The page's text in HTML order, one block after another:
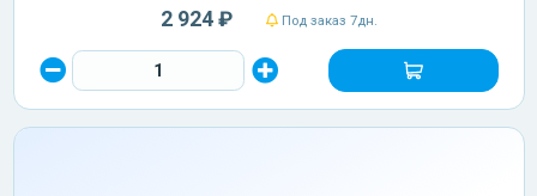
2 924 ₽ Под заказ 7дн.